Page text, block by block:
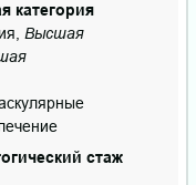
категория
Высшая
стаж